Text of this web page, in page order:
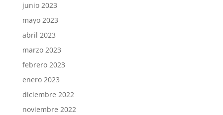
junio 2023
mayo 2023
abril 2023
marzo 2023
febrero 2023
enero 2023
diciembre 2022
noviembre 2022